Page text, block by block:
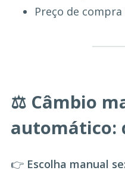
Preço de
⚖️ Câmbio
automático:
👉 Escolha manual se: